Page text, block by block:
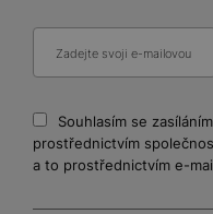
Souhlasím se
prostřednictvím
a to prostřednictvím e-